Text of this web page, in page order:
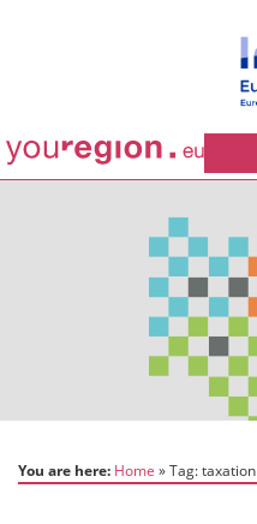
You are here: Home Tag:taxation